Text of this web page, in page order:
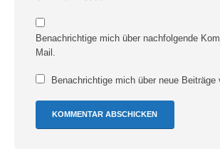
Benachrichtige mich über nachfolgende
Mail.
Benachrichtige mich über neue Beiträge